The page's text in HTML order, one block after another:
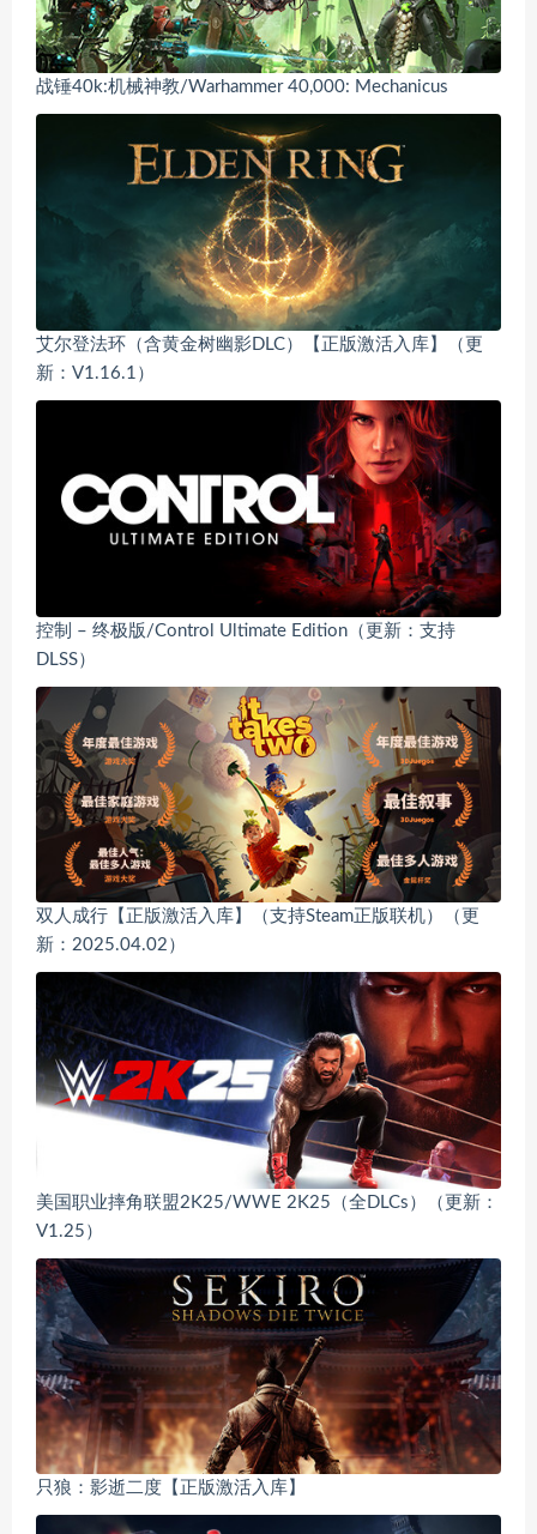
战锤40k:机械神教/Warhammer 40,000: Mechanicus
艾尔登法环（含黄金树幽影DLC）【正版激活入库】（更
新：V1.16.1）
控制 – 终极版/Control Ultimate Edition（更新：支持
DLSS）
双人成行【正版激活入库】（支持Steam正版联机）（更
新：2025.04.02）
美国职业摔角联盟2K25/WWE 2K25（全DLCs）（更新：
V1.25）
只狼：影逝二度【正版激活入库】